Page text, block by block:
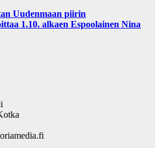
Uudenmaan piirin
1.10. alkaen Espoolainen Nina